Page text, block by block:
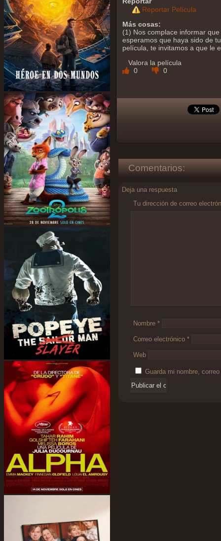
Reportar Película
Más cosas:
(1) Nos complace informar
esperamos que haya sido de
película, te invitamos a que le
Valora la película
0
0
Comentarios:
Deja una respuesta
Tu dirección de correo
Nombre *
Correo electrónico *
Web
Guarda mi nombre,